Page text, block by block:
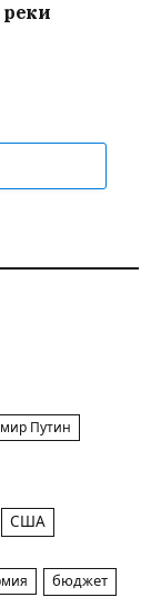
реки
Путин
США
бюджет